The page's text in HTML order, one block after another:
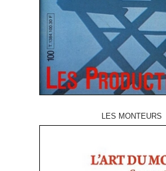
LES MONTEURS